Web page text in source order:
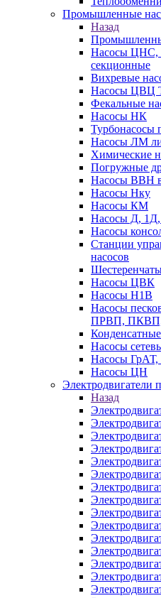
Промышленные
Назад
Насосы ЦНС,
секционные
Вихревые
Насосы ЦВЦ
Фекальные
Насосы НК
Турбонасосы
Насосы ЛМ
Химические
Погружные
Насосы ВВН
Насосы Нку
Насосы КМ
Насосы Д, 1Д,
Насосы
Станции
насосов
Насосы ЦВК
Насосы Н1В
Насосы
ПРВП,
Насосы
Насосы
Насосы ЦН
Электродвигатели
Назад